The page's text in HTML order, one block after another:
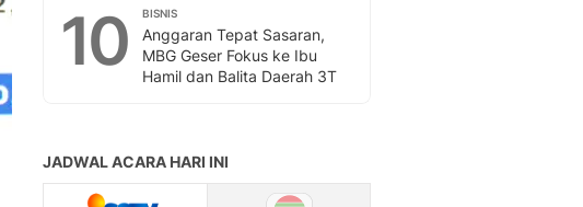
10 BISNIS
Anggaran Tepat Sasaran,
MBG Geser Fokus ke Ibu
Hamil dan Balita Daerah 3T